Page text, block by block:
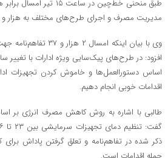
مدیریت مصرف و اجرای طرح‌های مختلف به هزار و ۴۱۸ مگاوات رسید.
وی با بیان اینکه
افزود: در طرح‌های پیک‌سایی ویژه ادارات با تغییر
اساس دستورالعمل‌ها و خاموش کردن تجهیزات
اقدامات خوبی انجام دهیم.
طالبی با اشاره به روش کاهش مصرف انرژی بر